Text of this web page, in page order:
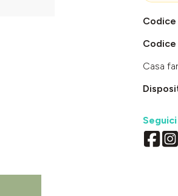
Codice
Codice
Casa
Seguici